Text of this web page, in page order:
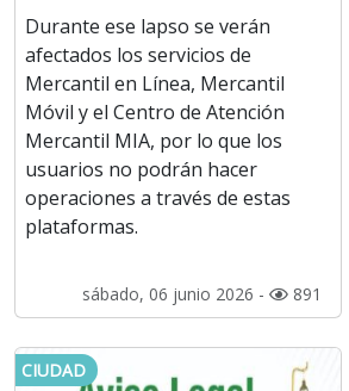
Durante ese lapso se verán
afectados los servicios de
Mercantil en Línea, Mercantil
Móvil y el Centro de Atención
Mercantil MIA, por lo que los
usuarios no podrán hacer
operaciones a través de estas
plataformas.
sábado, 06 junio 2026 - 891
CIUDAD